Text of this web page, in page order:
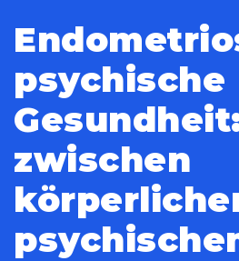
psychische
zwischen